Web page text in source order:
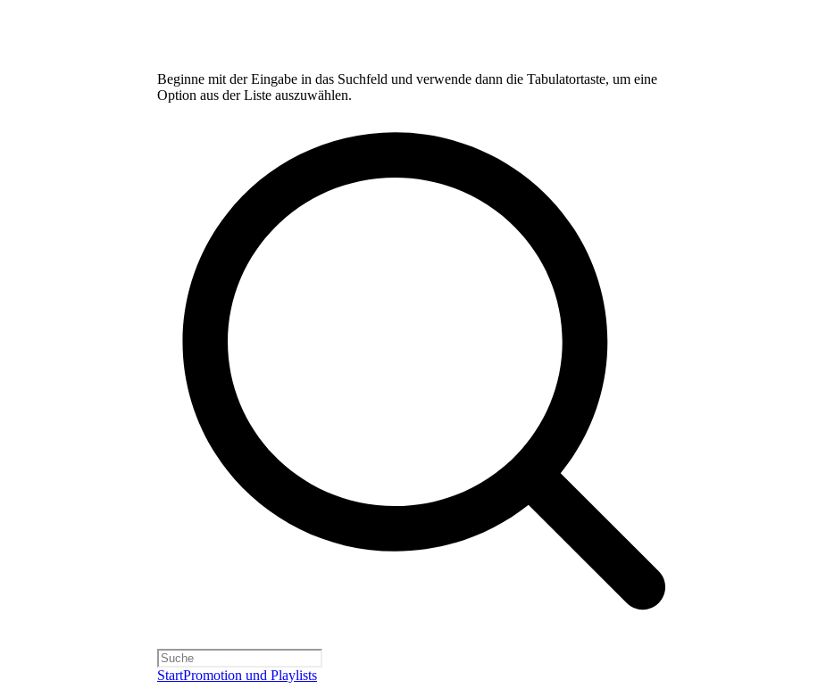
Beginne mit der Eingabe in das Suchfeld und verwende dann die Tabulatortaste, um eine
Option aus der Liste auszuwählen.
StartPromotion und Playlists